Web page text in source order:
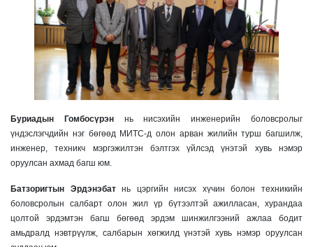
Буриадын Гомбосүрэннь нисэхийн инженерийн боловсролыг
үндэслэгчдийн нэг бөгөөд МИТС-д олон арван жилийн турш багшилж,
инженер, техникч мэргэжилтэн бэлтгэх үйлсэд үнэтэй хувь нэмэр
оруулсан ахмад багш юм.
Батзоригтын Эрдэнэбатнь цэргийн нисэх хүчин болон техникийн
боловсролын салбарт олон жил үр бүтээлтэй ажилласан, хурандаа
цолтой эрдэмтэн багш бөгөөд эрдэм шинжилгээний ажлаа бодит
амьдралд нэвтрүүлж, салбарын хөгжилд үнэтэй хувь нэмэр оруулсан